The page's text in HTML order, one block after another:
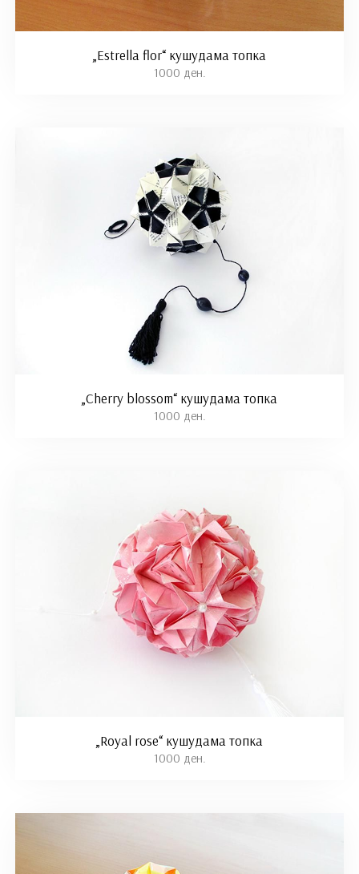
„Estrella flor“ кушудама топка
1000 ден.
„Cherry blossom“ кушудама топка
1000 ден.
„Royal rose“ кушудама топка
1000 ден.